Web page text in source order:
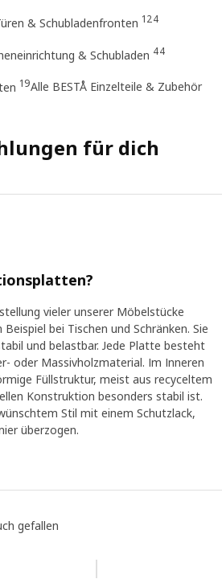
& Schubladenfronten 124
& Schubladen 44
19Alle BESTÅ Einzelteile & Zubehör
für dich
vieler unserer Möbelstücke
bei Tischen und Schränken. Sie
und belastbar. Jede Platte besteht
oder Massivholzmaterial. Im Inneren
Füllstruktur, meist aus recyceltem
Konstruktion besonders stabil ist.
Stil mit einem Schutzlack,
überzogen.
gefallen